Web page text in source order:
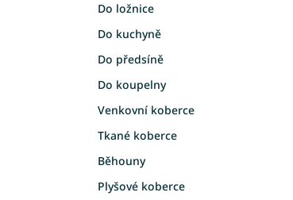
Do ložnice
Do kuchyně
Do předsíně
Do koupelny
Venkovní koberce
Tkané koberce
Běhouny
Plyšové koberce